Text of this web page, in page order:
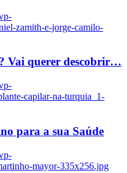
zamith-e-jorge-camilo-
Vai querer descobrir…
capilar-na-turquia_1-
para a sua Saúde
mayor-335x256.jpg